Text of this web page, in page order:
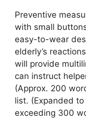
Preventive
with small
easy-to-wear
elderly’s
will provide
can instruct
(Approx. 200
list. (Expanded
exceeding 300